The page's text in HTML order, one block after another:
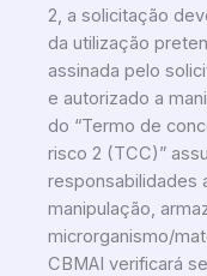
2, a solicitação
da utilização
assinada pelo
e autorizado a
do “Termo de
risco 2 (TCC)”
responsabilidades
manipulação,
microrganismo/
CBMAI verificará